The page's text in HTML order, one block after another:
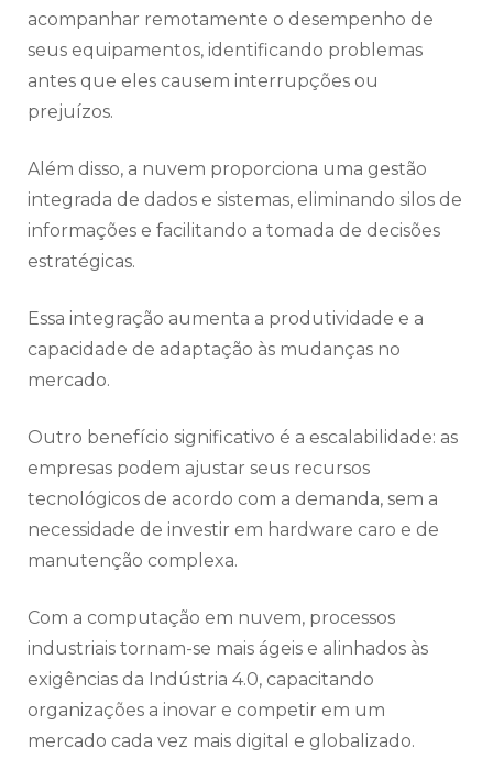
acompanhar remotamente o desempenho de
seus equipamentos, identificando problemas
antes que eles causem interrupções ou
prejuízos.
Além disso, a nuvem proporciona uma gestão
integrada de dados e sistemas, eliminando silos de
informações e facilitando a tomada de decisões
estratégicas.
Essa integração aumenta a produtividade e a
capacidade de adaptação às mudanças no
mercado.
Outro benefício significativo é a escalabilidade: as
empresas podem ajustar seus recursos
tecnológicos de acordo com a demanda, sem a
necessidade de investir em hardware caro e de
manutenção complexa.
Com a computação em nuvem, processos
industriais tornam-se mais ágeis e alinhados às
exigências da Indústria 4.0, capacitando
organizações a inovar e competir em um
mercado cada vez mais digital e globalizado.